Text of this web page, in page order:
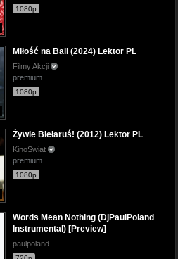
1080p
Miłość na Bali (2024) Lektor PL
Filmy Akcji
premium
1080p
Żywie Biełaruś! (2012) Lektor PL
KinoSwiat
premium
1080p
Words Mean Nothing (DjPaulPoland
Instrumental) [Preview]
paulpoland